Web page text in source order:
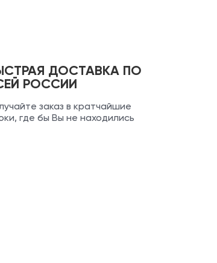
ДОСТАВКА ПО
РОССИИ
заказ в кратчайшие
где бы Вы не находились